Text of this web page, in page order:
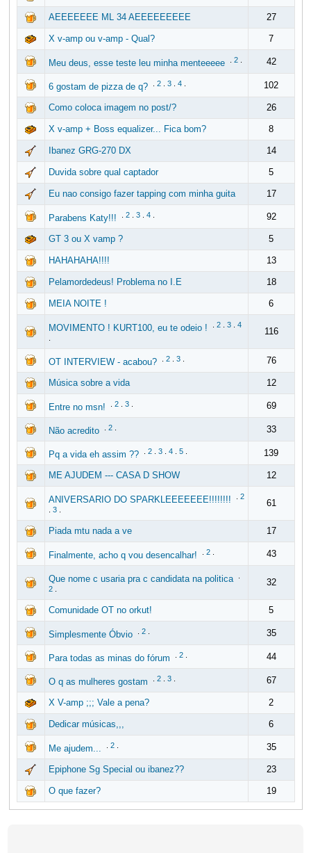
AEEEEEEE ML 34 AEEEEEEEEE 27
X v-amp ou v-amp - Qual? 7
Meu deus, esse teste leu minha menteeeee 2. 42
6 gostam de pizza de q? 2. 3. 4. 102
Como coloca imagem no post/? 26
X v-amp + Boss equalizer... Fica bom? 8
Ibanez GRG-270 DX 14
Duvida sobre qual captador 5
Eu nao consigo fazer tapping com minha guita 17
Parabens Katy!!! 2. 3. 4. 92
GT 3 ou X vamp ? 5
HAHAHAHA!!!! 13
Pelamordedeus! Problema no I.E 18
MEIA NOITE ! 6
MOVIMENTO ! KURT100, eu te odeio ! 2. 3. 4
116
OT INTERVIEW - acabou? 2. 3. 76
Música sobre a vida 12
Entre no msn! 2. 3. 69
Não acredito 2. 33
Pq a vida eh assim ?? 2. 3. 4. 5. 139
ME AJUDEM --- CASA D SHOW 12
ANIVERSARIO DO SPARKLEEEEEEE!!!!!!!!
2
3.
61
Piada mtu nada a ve 17
Finalmente, acho q vou desencalhar! 2. 43
Que nome c usaria pra c candidata na politica
2.
32
Comunidade OT no orkut! 5
Simplesmente Óbvio 2. 35
Para todas as minas do fórum 2. 44
O q as mulheres gostam 2. 3. 67
X V-amp ;;; Vale a pena? 2
Dedicar músicas,,, 6
Me ajudem... 2. 35
Epiphone Sg Special ou ibanez?? 23
O que fazer? 19